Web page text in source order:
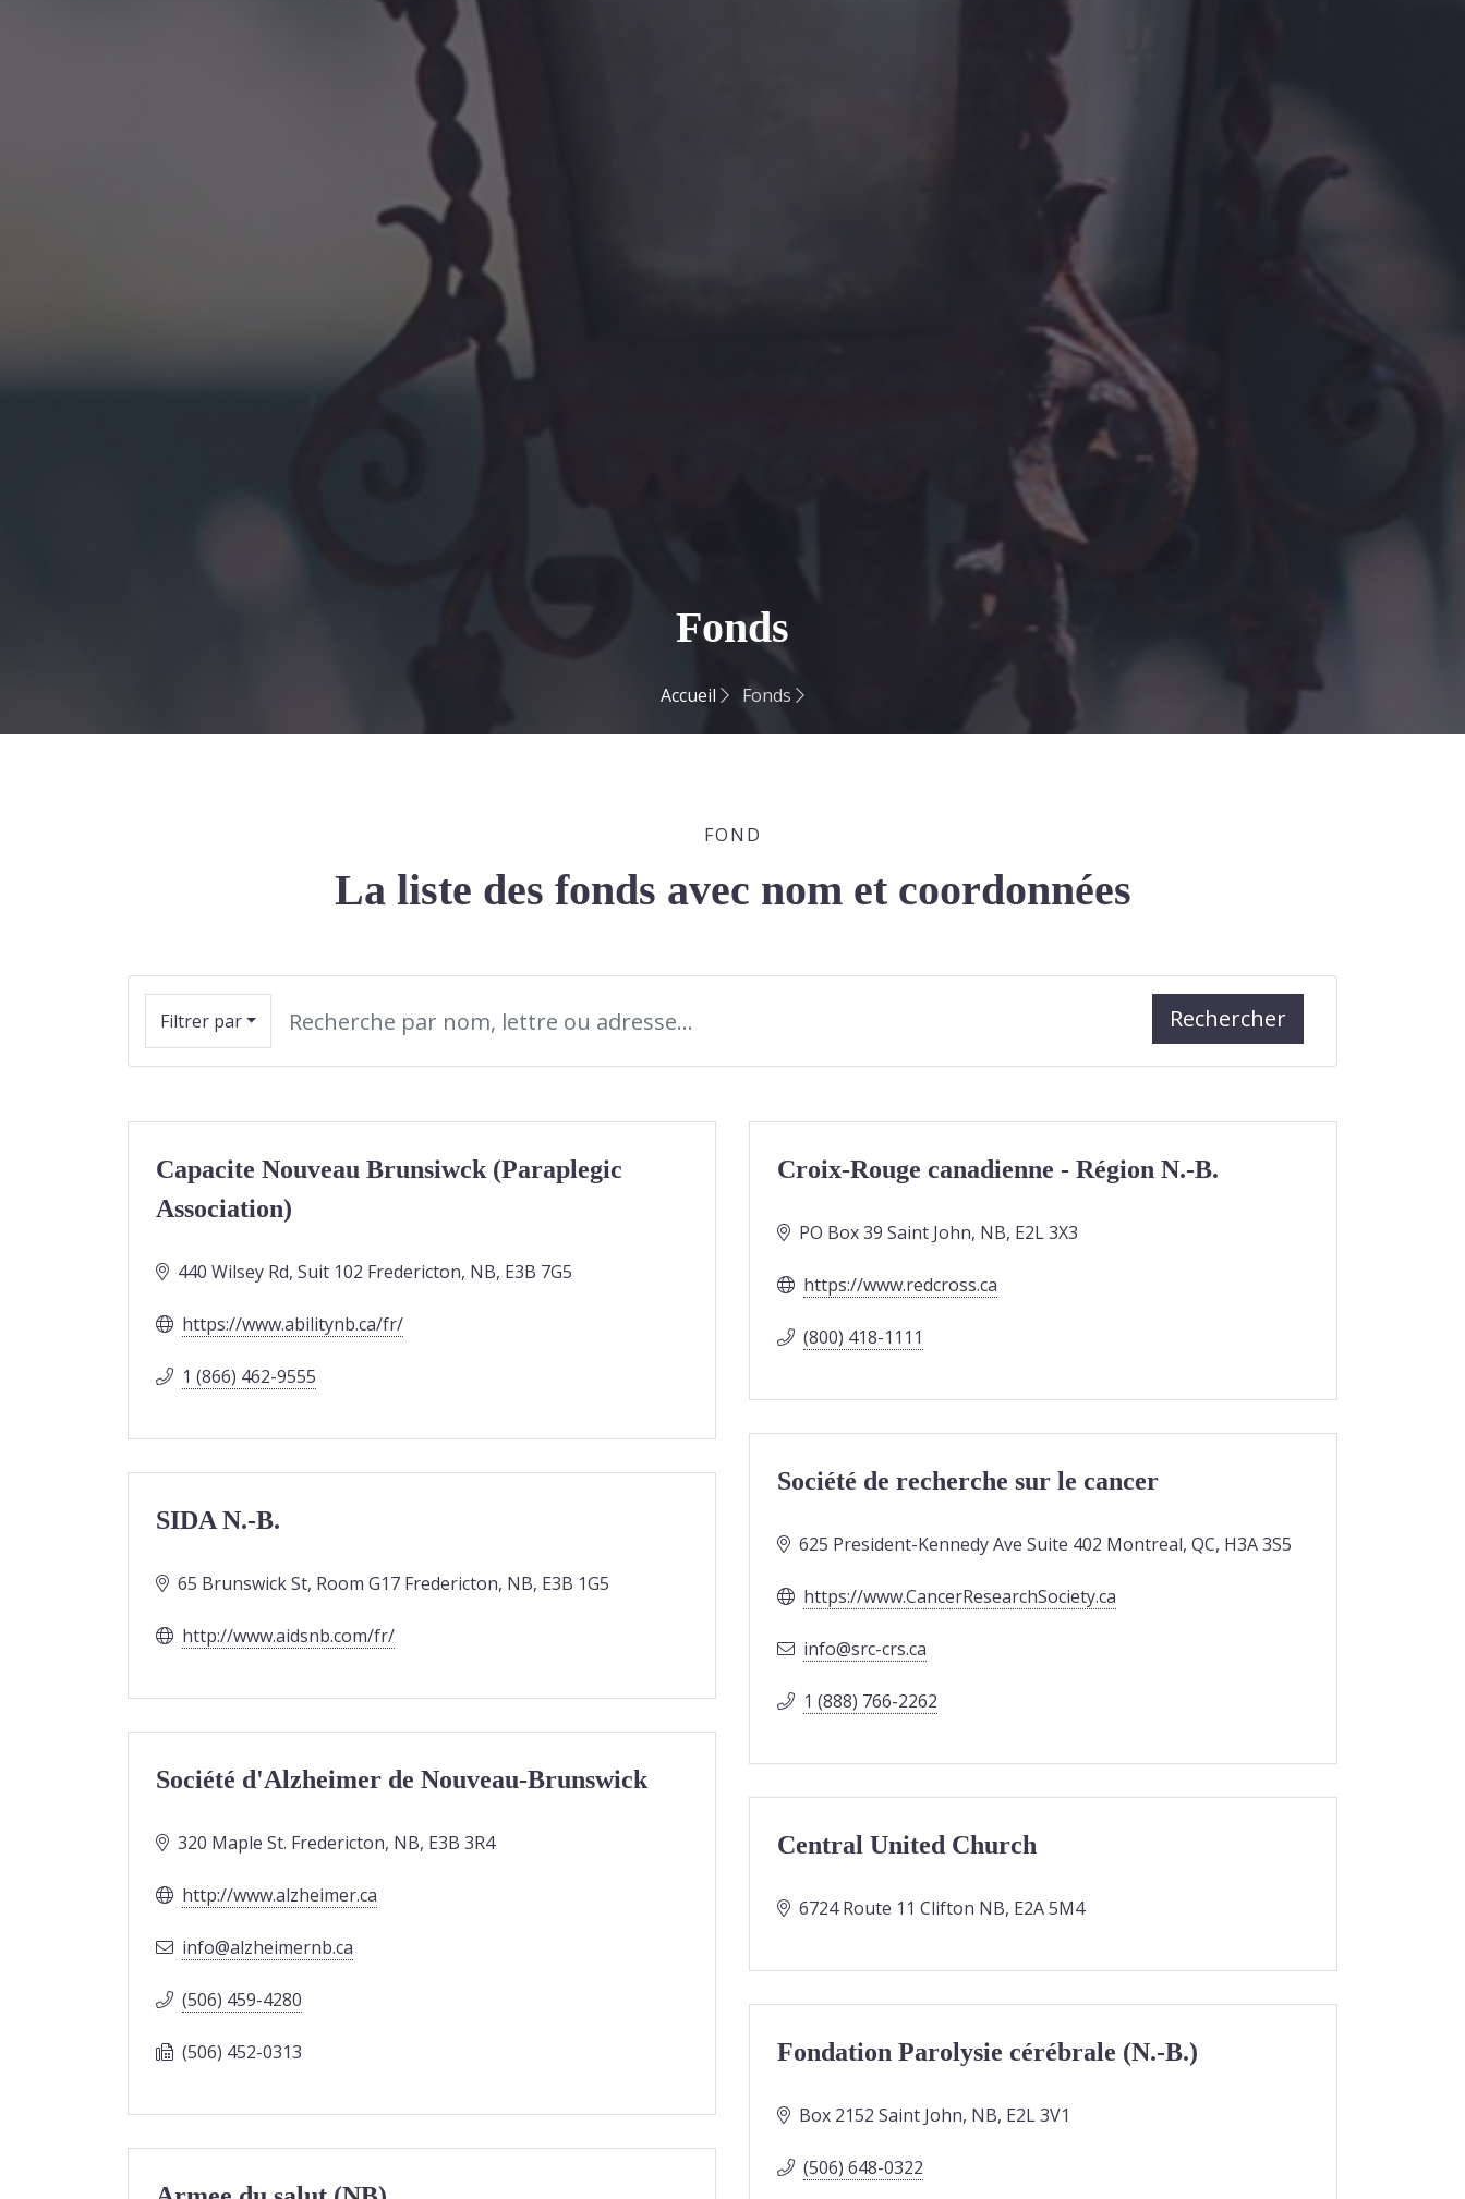
Fonds
Accueil Fonds
FOND
La liste des fonds avec nom et coordonnées
Filtrer par Rechercher
Capacite Nouveau Brunsiwck (Paraplegic
Association)
440 Wilsey Rd, Suit 102 Fredericton, NB, E3B 7G5
https://www.abilitynb.ca/fr/
1 (866) 462-9555
SIDA N.-B.
65 Brunswick St, Room G17 Fredericton, NB, E3B 1G5
http://www.aidsnb.com/fr/
Société d'Alzheimer de Nouveau-Brunswick
320 Maple St. Fredericton, NB, E3B 3R4
http://www.alzheimer.ca
ac.bnremiehzla@ofni
(506) 459-4280
(506) 452-0313
Croix-Rouge canadienne - Région N.-B.
PO Box 39 Saint John, NB, E2L 3X3
https://www.redcross.ca
(800) 418-1111
Société de recherche sur le cancer
625 President-Kennedy Ave Suite 402 Montreal, QC, H3A 3S5
https://www.CancerResearchSociety.ca
ac.src-crs@ofni
1 (888) 766-2262
Central United Church
6724 Route 11 Clifton NB, E2A 5M4
Fondation Parolysie cérébrale (N.-B.)
Box 2152 Saint John, NB, E2L 3V1
(506) 648-0322